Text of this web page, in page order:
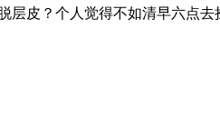
层皮？个人觉得不如清早六点去